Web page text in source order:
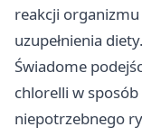
reakcji
uzupełnienia diety.
Świadome
chlorelli w
niepotrzebnego